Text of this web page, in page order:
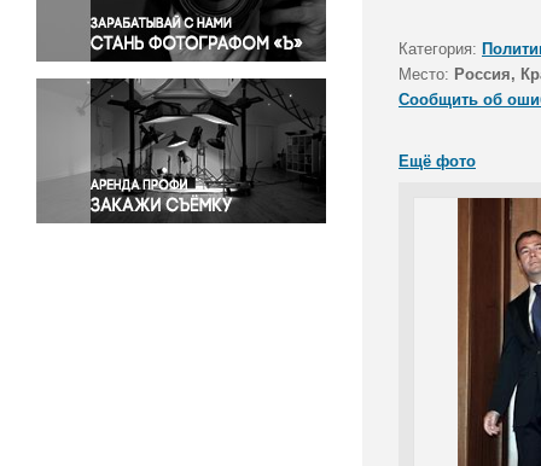
Происшествия и конфликты
Религия
Светская жизнь
Спорт
Экология
Экономика и бизнес
Категория:
Место: Россия,
Сообщить об
Ещё фото